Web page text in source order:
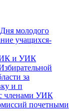
молодого
учащихся-
и УИК
за
и п
членами УИК
почетными